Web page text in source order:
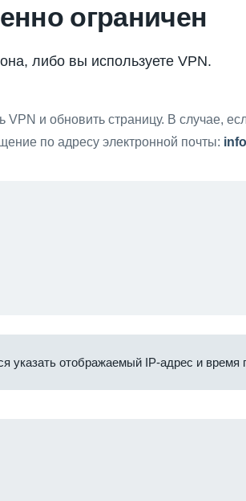
ограничен
либо вы используете VPN.
и обновить страницу. В случае,
по адресу электронной почты:
указать отображаемый IP-адрес и время